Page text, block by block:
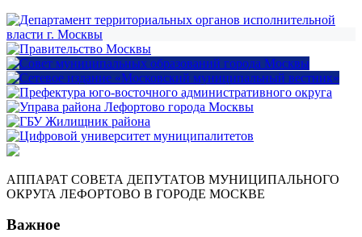
АППАРАТ СОВЕТА ДЕПУТАТОВ МУНИЦИПАЛЬНОГО
ОКРУГА ЛЕФОРТОВО В ГОРОДЕ МОСКВЕ
Важное